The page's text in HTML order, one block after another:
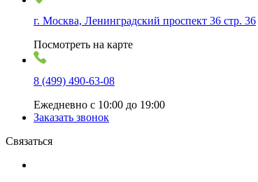
г. Москва, Ленинградский проспект 36 стр. 36
Посмотреть на карте
8 (499) 490-63-08
Ежедневно с 10:00 до 19:00
Заказать звонок
Связаться